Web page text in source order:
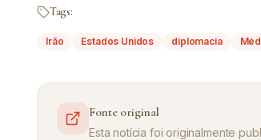
Tags:
Irão Estados Unidos diplomacia
Fonte original
Esta notícia foi originalmente